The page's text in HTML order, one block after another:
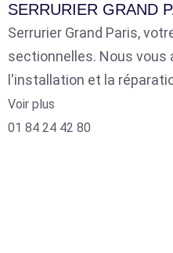
SERRURIER GRAND
Serrurier Grand Paris,
sectionnelles. Nous vous
l'installation et la
Voir plus
01 84 24 42 80